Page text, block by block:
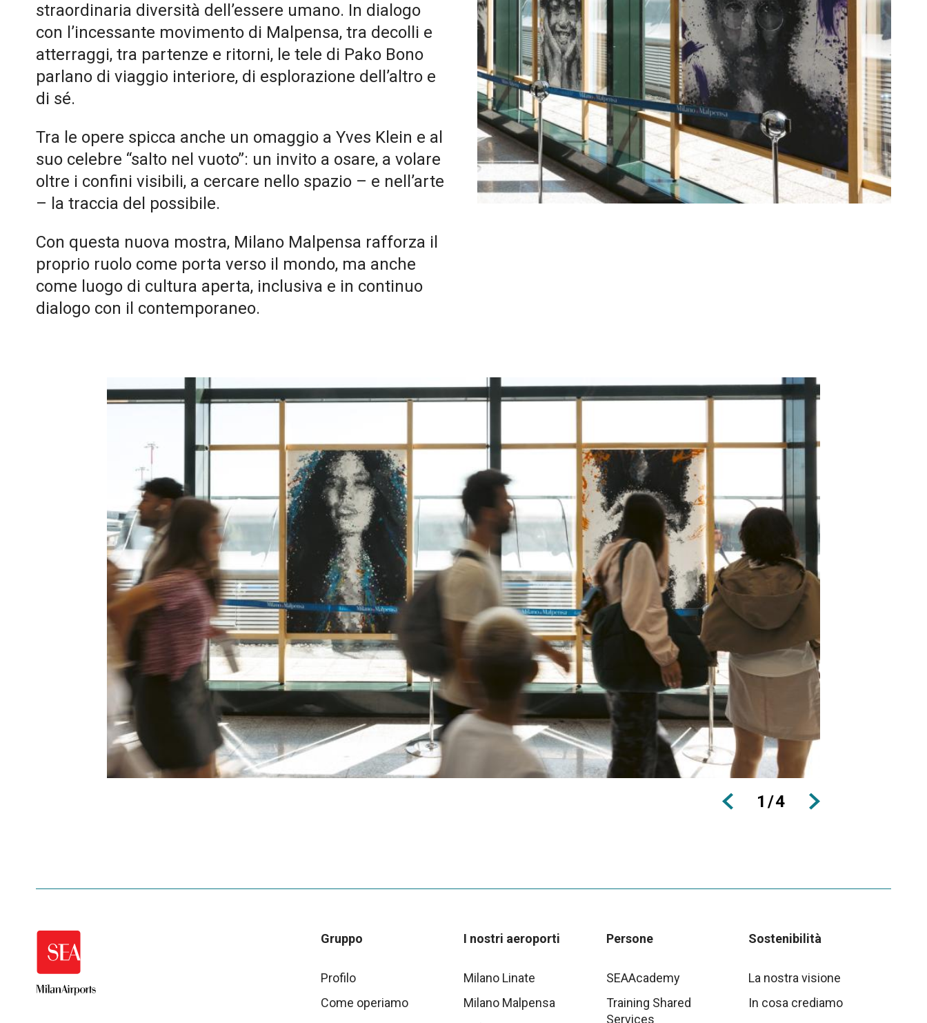
straordinaria diversità dell’essere umano. In dialogo
con l’incessante movimento di Malpensa, tra decolli e
atterraggi, tra partenze e ritorni, le tele di Pako Bono
parlano di viaggio interiore, di esplorazione dell’altro e
di sé.
Tra le opere spicca anche un omaggio a Yves Klein e al
suo celebre “salto nel vuoto”: un invito a osare, a volare
oltre i confini visibili, a cercare nello spazio – e nell’arte
– la traccia del possibile.
Con questa nuova mostra, Milano Malpensa rafforza il
proprio ruolo come porta verso il mondo, ma anche
come luogo di cultura aperta, inclusiva e in continuo
dialogo con il contemporaneo.
1 /4
Gruppo
Profilo
Come operiamo
I nostri aeroporti
Milano Linate
Milano Malpensa
Persone
SEAAcademy
Training Shared
Services
Sostenibilità
La nostra visione
In cosa crediamo